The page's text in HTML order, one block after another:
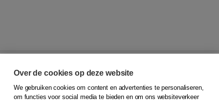
© 2026Koninklijke Boom uitgevers
Over de cookies op deze website
We gebruiken cookies om content en advertenties te personaliseren,
om functies voor social media te bieden en om ons websiteverkeer